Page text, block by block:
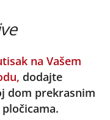
na Vašem
dodajte
dom prekrasnim